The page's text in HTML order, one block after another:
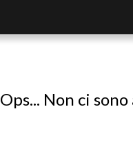
Ops... Non ci